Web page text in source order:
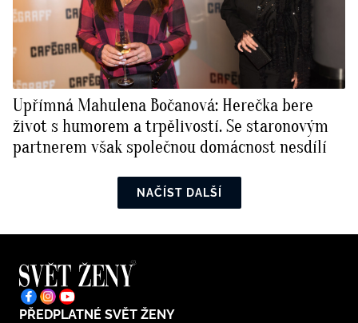
Upřímná Mahulena Bočanová: Herečka bere
život s humorem a trpělivostí. Se staronovým
partnerem však společnou domácnost nesdílí
NAČÍST DALŠÍ
PŘEDPLATNÉ SVĚT ŽENY